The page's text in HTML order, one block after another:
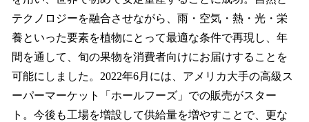
テクノロジーを融合させながら、雨・空気・熱・光・栄
養といった要素を植物にとって最適な条件で再現し、年
間を通して、旬の果物を消費者向けにお届けすることを
可能にしました。2022年6月には、アメリカ大手の高級ス
ーパーマーケット「ホールフーズ」での販売がスター
ト。今後も工場を増設して供給量を増やすことで、更な